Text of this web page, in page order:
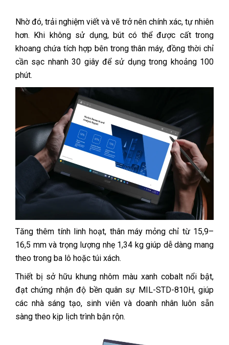
Nhờ đó, trải nghiệm viết và vẽ trở nên chính xác, tự nhiên
hơn. Khi không sử dụng, bút có thể được cất trong
khoang chứa tích hợp bên trong thân máy, đồng thời chỉ
cần sạc nhanh 30 giây để sử dụng trong khoảng 100
phút.
Tăng thêm tính linh hoạt, thân máy mỏng chỉ từ 15,9–
16,5 mm và trọng lượng nhẹ 1,34 kg giúp dễ dàng mang
theo trong ba lô hoặc túi xách.
Thiết bị sở hữu khung nhôm màu xanh cobalt nổi bật,
đạt chứng nhận độ bền quân sự MIL-STD-810H, giúp
các nhà sáng tạo, sinh viên và doanh nhân luôn sẵn
sàng theo kịp lịch trình bận rộn.